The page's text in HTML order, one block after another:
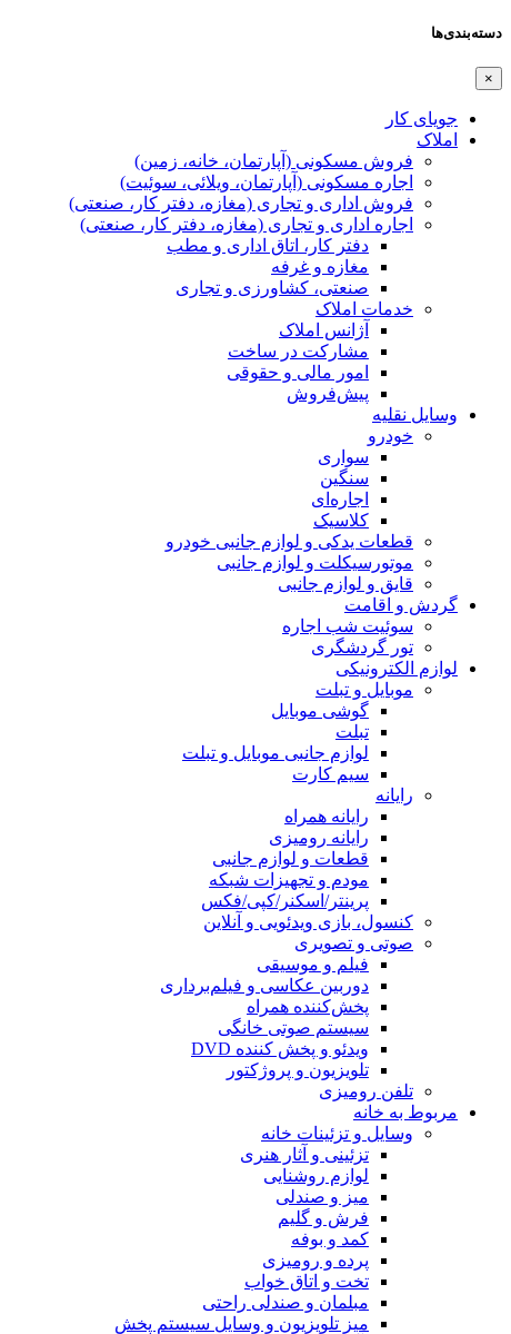
دسته‌بندی‌ها
×
جویای کار
املاک
فروش مسکونی (آپارتمان، خانه، زمین)
اجاره مسکونی (آپارتمان، ویلائی، سوئیت)
فروش اداری و تجاری (مغازه، دفتر کار، صنعتی)
اجاره اداری و تجاری (مغازه، دفتر کار، صنعتی)
دفتر کار، اتاق اداری و مطب
مغازه و غرفه
صنعتی،‌ کشاورزی و تجاری
خدمات املاک
آژانس املاک
مشارکت در ساخت
امور مالی و حقوقی
پیش‌فروش
وسایل نقلیه
خودرو
سواری
سنگین
اجاره‌ای
کلاسیک
قطعات یدکی و لوازم جانبی خودرو
موتورسیکلت و لوازم جانبی
قایق و لوازم جانبی
گردش و اقامت
سوئیت شب اجاره
تور گردشگری
لوازم الکترونیکی
موبایل و تبلت
گوشی موبایل
تبلت
لوازم جانبی موبایل و تبلت
سیم کارت
رایانه
رایانه همراه
رایانه رومیزی
قطعات و لوازم جانبی
مودم و تجهیزات شبکه
پرینتر/اسکنر/کپی/فکس
کنسول، بازی‌ ویدئویی و آنلاین
صوتی و تصویری
فیلم و موسیقی
دوربین عکاسی و فیلم‌برداری
پخش‌کننده همراه
سیستم صوتی خانگی
ویدئو و پخش کننده DVD
تلویزیون و پروژکتور
تلفن رومیزی
مربوط به خانه
وسایل و تزئینات خانه
تزئینی و آثار هنری
لوازم روشنایی
میز و صندلی
فرش و گلیم
کمد و بوفه
پرده و رومیزی
تخت و اتاق خواب
مبلمان و صندلی راحتی
میز تلویزیون و وسایل سیستم پخش